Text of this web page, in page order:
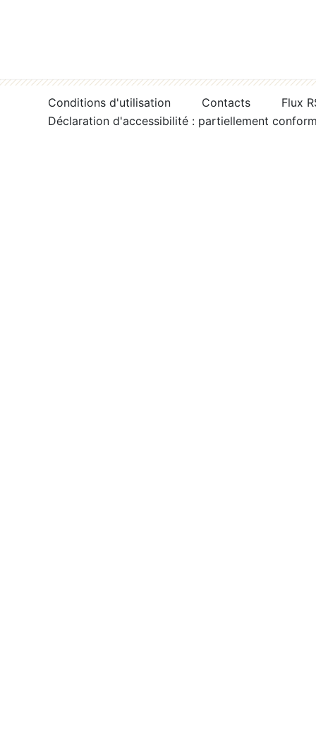
Conditions d'utilisation Contacts
Flux
Déclaration d'accessibilité : partiellement